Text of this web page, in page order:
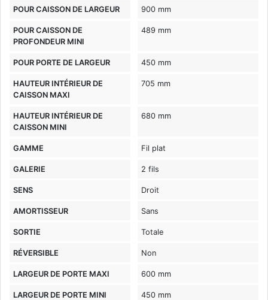
POUR CAISSON DE LARGEUR 900 mm
POUR CAISSON DE
PROFONDEUR MINI
489 mm
POUR PORTE DE LARGEUR 450 mm
HAUTEUR INTÉRIEUR DE
CAISSON MAXI
705 mm
HAUTEUR INTÉRIEUR DE
CAISSON MINI
680 mm
GAMME Fil plat
GALERIE 2 fils
SENS Droit
AMORTISSEUR Sans
SORTIE Totale
RÉVERSIBLE Non
LARGEUR DE PORTE MAXI 600 mm
LARGEUR DE PORTE MINI 450 mm